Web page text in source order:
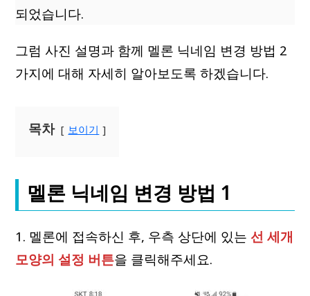
되었습니다.
그럼 사진 설명과 함께 멜론 닉네임 변경 방법 2
가지에 대해 자세히 알아보도록 하겠습니다.
목차 보이기
멜론 닉네임 변경 방법 1
1. 멜론에 접속하신 후, 우측 상단에 있는선 세개
모양의 설정 버튼을 클릭해주세요.